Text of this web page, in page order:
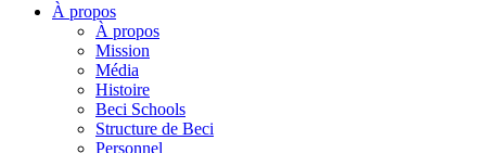
À propos
À propos
Mission
Média
Histoire
Beci Schools
Structure de Beci
Personnel